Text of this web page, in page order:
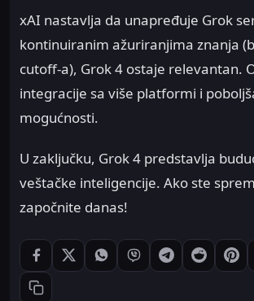
xAI nastavlja da unapređuje Grok
kontinuiranim ažuriranjima znanja
cutoff-a), Grok 4 ostaje relevantan.
integracije sa više platformi i
mogućnosti.
U zaključku, Grok 4 predstavlja
veštačke inteligencije. Ako ste
započnite danas!
Podeli: Facebook
Podeli: XPodeli: WhatsApp
Podeli: Viber
Podeli:Podeli:
Kopiraj link